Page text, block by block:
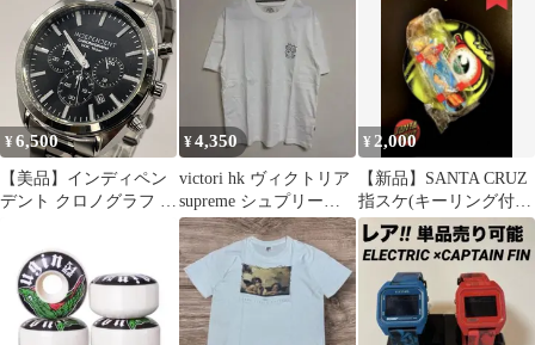
¥6,500
【美品】インディペン
デント クロノグラフ 腕
池交換済 3420
independent メンズ ウォ
ッチ 定番 スマート
¥4,350
victori hk ヴィクトリア
supreme シュプリーム T
シャツ
¥2,000
【新品】SANTA CRUZ
指スケ(キーリング付
き） ♦️TECH DECK♦️